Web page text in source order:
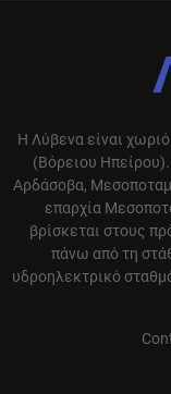
Η Λύβενα είναι
(Βόρειου
Αρδάσοβα,
επαρχία
βρίσκεται στους
πάνω από τη
υδροηλεκτρικό